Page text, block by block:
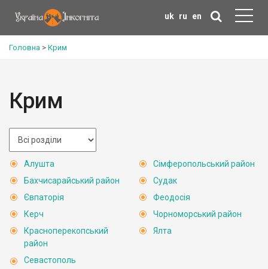
uk ru en
Головна > Крим
Крим
Алушта
Бахчисарайський район
Євпаторія
Керч
Красноперекопський
район
Севастополь
Сімферопольський район
Судак
Феодосія
Чорноморський район
Ялта